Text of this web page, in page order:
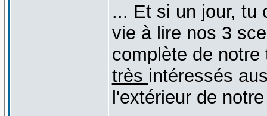
... Et si un jour, tu
vie à lire nos 3
complète de
très intéressés
l'extérieur de